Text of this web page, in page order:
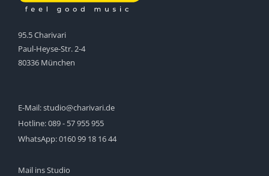
95.5 Charivari
Paul-Heyse-Str. 2-4
80336 München
E-Mail:studio@charivari.de
Hotline:089 - 57 955 955
WhatsApp:0160 99 18 16 44
Mail ins Studio